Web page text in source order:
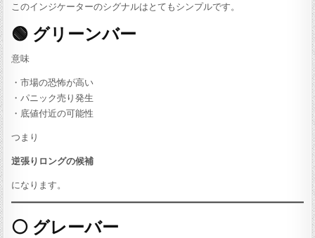
このインジケーターのシグナルはとてもシンプルです。
🟢 グリーンバー
意味
・市場の恐怖が高い
・パニック売り発生
・底値付近の可能性
つまり
逆張りロングの候補
になります。
⚪ グレーバー